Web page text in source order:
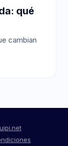
qué
cambian